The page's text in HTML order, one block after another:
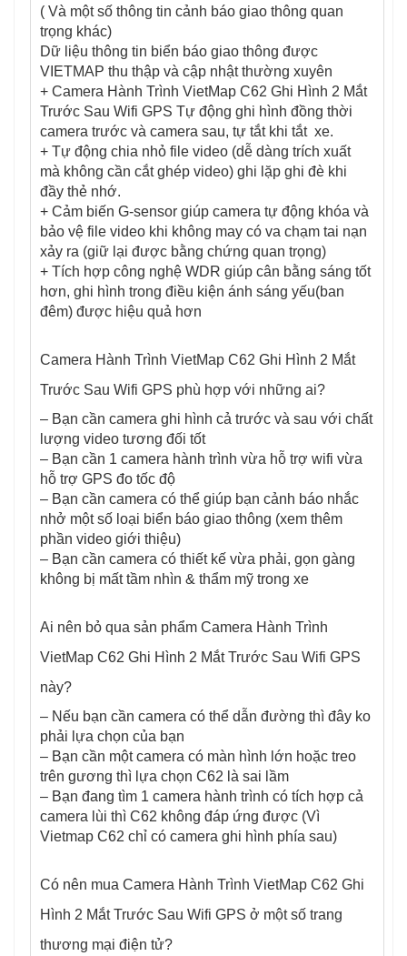
( Và một số thông tin cảnh báo giao thông quan
trọng khác)
Dữ liệu thông tin biển báo giao thông được
VIETMAP thu thập và cập nhật thường xuyên
+ Camera Hành Trình VietMap C62 Ghi Hình 2 Mắt
Trước Sau Wifi GPS Tự động ghi hình đồng thời
camera trước và camera sau, tự tắt khi tắt xe.
+ Tự động chia nhỏ file video (dễ dàng trích xuất
mà không cần cắt ghép video) ghi lặp ghi đè khi
đầy thẻ nhớ.
+ Cảm biến G-sensor giúp camera tự động khóa và
bảo vệ file video khi không may có va chạm tai nạn
xảy ra (giữ lại được bằng chứng quan trọng)
+ Tích hợp công nghệ WDR giúp cân bằng sáng tốt
hơn, ghi hình trong điều kiện ánh sáng yếu(ban
đêm) được hiệu quả hơn
Camera Hành Trình VietMap C62 Ghi Hình 2 Mắt
Trước Sau Wifi GPS phù hợp với những ai?
– Bạn cần camera ghi hình cả trước và sau với chất
lượng video tương đối tốt
– Bạn cần 1 camera hành trình vừa hỗ trợ wifi vừa
hỗ trợ GPS đo tốc độ
– Bạn cần camera có thể giúp bạn cảnh báo nhắc
nhở một số loại biển báo giao thông (xem thêm
phần video giới thiệu)
– Bạn cần camera có thiết kế vừa phải, gọn gàng
không bị mất tầm nhìn & thẩm mỹ trong xe
Ai nên bỏ qua sản phẩm Camera Hành Trình
VietMap C62 Ghi Hình 2 Mắt Trước Sau Wifi GPS
này?
– Nếu bạn cần camera có thể dẫn đường thì đây ko
phải lựa chọn của bạn
– Bạn cần một camera có màn hình lớn hoặc treo
trên gương thì lựa chọn C62 là sai lầm
– Bạn đang tìm 1 camera hành trình có tích hợp cả
camera lùi thì C62 không đáp ứng được (Vì
Vietmap C62 chỉ có camera ghi hình phía sau)
Có nên mua Camera Hành Trình VietMap C62 Ghi
Hình 2 Mắt Trước Sau Wifi GPS ở một số trang
thương mại điện tử?